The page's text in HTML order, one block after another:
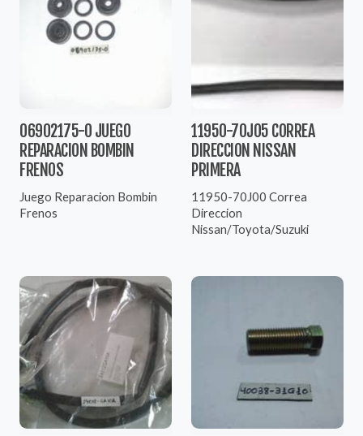
06902175-0 JUEGO
REPARACION BOMBIN
FRENOS
Juego Reparacion Bombin
Frenos
11950-70J05 CORREA
DIRECCION NISSAN
PRIMERA
11950-70J00 Correa
Direccion
Nissan/Toyota/Suzuki